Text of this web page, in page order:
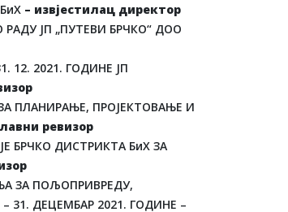
– извјестилац директор
ЈП „ПУТЕВИ БРЧКО“ ДОО
12. 2021. ГОДИНЕ ЈП
ПЛАНИРАЊЕ, ПРОЈЕКТОВАЊЕ И
ревизор
БРЧКО ДИСТРИКТА БиХ ЗА
ЗА ПОЉОПРИВРЕДУ,
ДЕЦЕМБАР 2021. ГОДИНЕ –